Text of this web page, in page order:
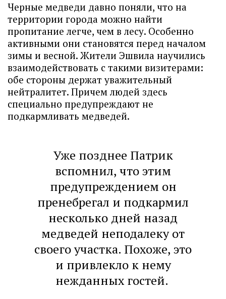
Черные медведи давно поняли, что на
территории города можно найти
пропитание легче, чем в лесу. Особенно
активными они становятся перед началом
зимы и весной. Жители Эшвила научились
взаимодействовать с такими визитерами:
обе стороны держат уважительный
нейтралитет. Причем людей здесь
специально предупреждают не
подкармливать медведей.
Уже позднее Патрик
вспомнил, что этим
предупреждением он
пренебрегал и подкармил
несколько дней назад
медведей неподалеку от
своего участка. Похоже, это
и привлекло к нему
нежданных гостей.